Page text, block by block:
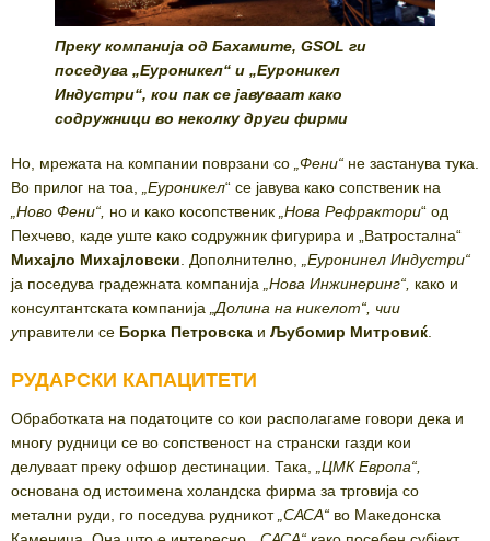
Преку компанија од Бахамите, GSOL ги
поседува „Еуроникел“ и „Еуроникел
Индустри“, кои пак се јавуваат како
содружници во неколку други фирми
Но, мрежата на компании поврзани со Фени“ не застанува тука.
Во прилог на тоа,
„Еуроникел“ се јавува како сопственик на
„Ново Фени“, но и како косопственик „Нова Рефрактори“ од
Пехчево, каде уште како содружник фигурира и „Ватростална“
Михајло Михајловски . Дополнително, Еуронинел Индустри“
ја поседува градежната компанија
Нова Инжинеринг“, како и
консултантската компанија
Долина на никелот“ , чии
управители се Борка Петровска и Љубомир Митровиќ
РУДАРСКИ КАПАЦИТЕТИ
Обработката на податоците со кои располагаме говори дека и
многу рудници се во сопственост на странски газди кои
делуваат преку офшор дестинации. Така,
ЦМК Европа“
основана од истоимена холандска фирма за трговија со
метални руди, го поседува рудникот САСА“ во Македонска